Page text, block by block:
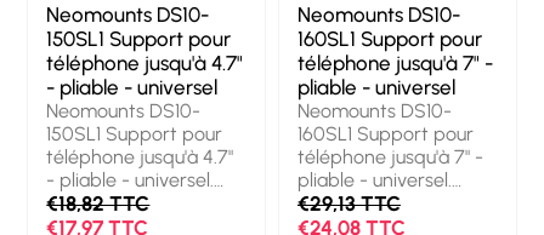
Neomounts DS10-
150SL1 Support pour
téléphone jusqu'à 4.7"
- pliable - universel
Neomounts DS10-
150SL1 Support pour
téléphone jusqu'à 4.7"
- pliable - universel.
Type d'appareil
mobile:
€18,82 TTC
€17,97 TTC
Neomounts DS10-
160SL1 Support pour
téléphone jusqu'à 7" -
pliable - universel
Neomounts DS10-
160SL1 Support pour
téléphone jusqu'à 7" -
pliable - universel.
Type d'appareil
mobile:
€29,13 TTC
€24,08 TTC